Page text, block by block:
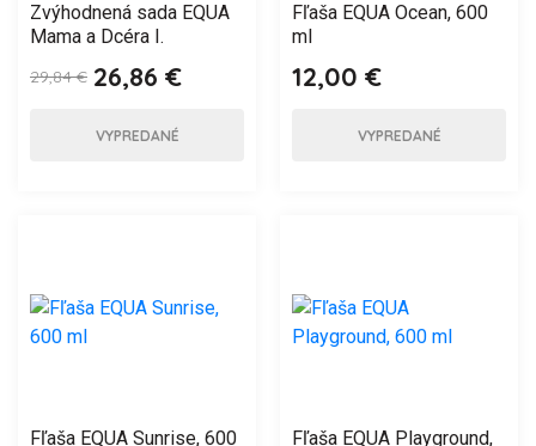
Zvýhodnená sada EQUA
Mama a Dcéra I.
29,84 € 26,86 €
VYPREDANÉ
Fľaša EQUA Ocean, 600
ml
12,00 €
VYPREDANÉ
Fľaša EQUA Sunrise, 600
Fľaša EQUA Playground,